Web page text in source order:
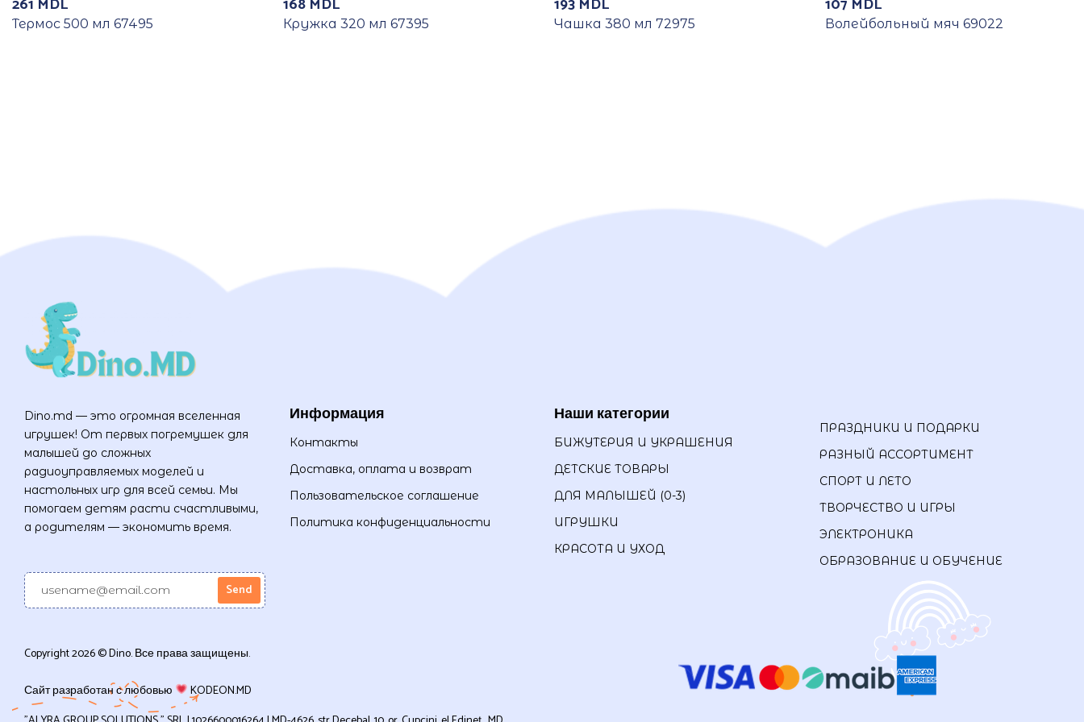
261 MDL
Термос 500 мл 67495
168 MDL
Кружка 320 мл 67395
193 MDL
Чашка 380 мл 72975
107 MDL
Волейбольный мяч 69022
Dino.md — это огромная вселенная
игрушек! От первых погремушек для
малышей до сложных
радиоуправляемых моделей и
настольных игр для всей семьи. Мы
помогаем детям расти счастливыми,
а родителям — экономить время.
Информация
Контакты
Доставка, оплата и возврат
Пользовательское соглашение
Политика конфиденциальности
Наши категории
БИЖУТЕРИЯ И УКРАШЕНИЯ
ДЕТСКИЕ ТОВАРЫ
ДЛЯ МАЛЫШЕЙ (0-3)
ИГРУШКИ
КРАСОТА И УХОД
ПРАЗДНИКИ И ПОДАРКИ
РАЗНЫЙ АССОРТИМЕНТ
СПОРТ И ЛЕТО
ТВОРЧЕСТВО И ИГРЫ
ЭЛЕКТРОНИКА
ОБРАЗОВАНИЕ И ОБУЧЕНИЕ
Copyright 2026 © Dino. Все права защищены.
Сайт разработан с любовью
KODEON.MD